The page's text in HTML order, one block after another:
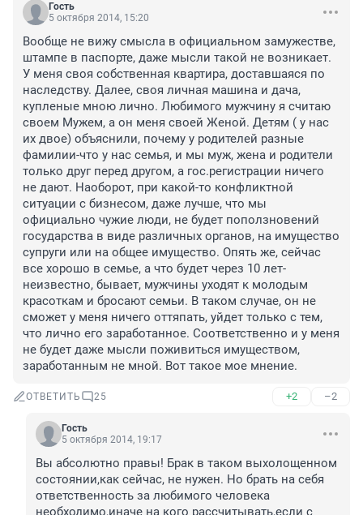
Гость
5 октября 2014, 15:20
Вообще не вижу смысла в официальном замужестве,
штампе в паспорте, даже мысли такой не возникает.
У меня своя собственная квартира, доставшаяся по
наследству. Далее, своя личная машина и дача,
купленые мною лично. Любимого мужчину я считаю
своем Мужем, а он меня своей Женой. Детям ( у нас
их двое) объяснили, почему у родителей разные
фамилии-что у нас семья, и мы муж, жена и родители
только друг перед другом, а гос.регистрации ничего
не дают. Наоборот, при какой-то конфликтной
ситуации с бизнесом, даже лучше, что мы
официально чужие люди, не будет поползновений
государства в виде различных органов, на имущество
супруги или на общее имущество. Опять же, сейчас
все хорошо в семье, а что будет через 10 лет-
неизвестно, бывает, мужчины уходят к молодым
красоткам и бросают семьи. В таком случае, он не
сможет у меня ничего оттяпать, уйдет только с тем,
что лично его заработанное. Соответственно и у меня
не будет даже мысли поживиться имуществом,
заработанным не мной. Вот такое мое мнение.
ОТВЕТИТЬ 25 +2 –2
Гость
5 октября 2014, 19:17
Вы абсолютно правы! Брак в таком выхолощенном
состоянии,как сейчас, не нужен. Но брать на себя
ответственность за любимого человека
необходимо,иначе на кого рассчитывать,если с